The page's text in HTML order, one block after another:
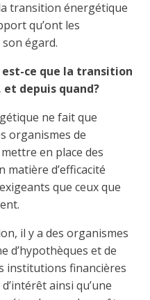
transition énergétique
qu’ont les
égard.
est-ce que la transition
depuis quand?
ne fait que
organismes de
en place des
matière d’efficacité
que ceux que
il y a des organismes
d’hypothèques et de
institutions financières
ainsi qu’une